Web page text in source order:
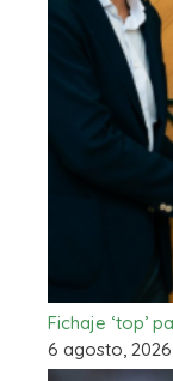
Fichaje ‘top’
6 agosto, 2026